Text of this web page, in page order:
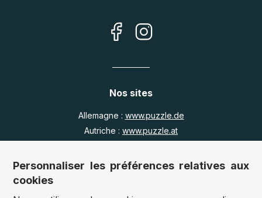
Nos sites
Allemagne : www.puzzle.de
Autriche : www.puzzle.at
Royaume Uni :
www.jigsawpuzzle.co.uk
Personnaliser les préférences relatives aux
cookies